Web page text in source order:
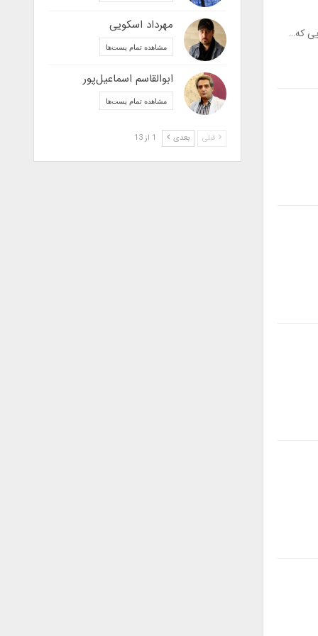
که… مهرداد اسکویی
مشاهده تمام پست‌ها
ابوالقاسم اسماعیل‌پور
مشاهده تمام پست‌ها
قبلی بعدی 1 از 13